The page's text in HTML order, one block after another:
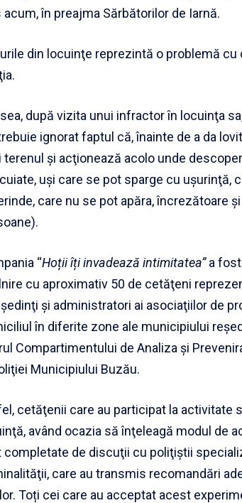
acum, în preajma Sărbătorilor de Iarnă.
din locuinţe reprezintă o problemă
după vizita unui infractor în locuinţa
ignorat faptul că, înainte de a da
terenul şi acţionează acolo unde
uşi care se pot sparge cu uşurinţă,
care nu se pot apăra, încrezătoare
“Hoții îți invadează intimitatea”a fost
cu aproximativ 50 de cetăţeni
şi administratori ai asociaţiilor de
în diferite zone ale municipiului
Compartimentului de Analiza şi
Municipiului Buzău.
cetăţenii care au participat la activitate
având ocazia să înţeleagă modul de
de discuţii cu poliţiştii
care au transmis recomandări
Toți cei care au acceptat acest